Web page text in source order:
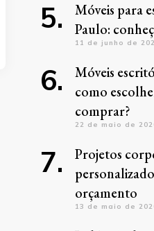
Móveis para
Paulo:
11 de junho de
Móveis
como
comprar?
22 de maio de
Projetos
orçamento
13 de maio de